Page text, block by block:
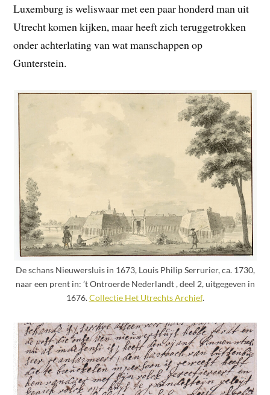
Luxemburg is weliswaar met een paar honderd man uit
Utrecht komen kijken, maar heeft zich teruggetrokken
onder achterlating van wat manschappen op
Gunterstein.
De schans Nieuwersluis in 1673, Louis Philip Serrurier, ca. 1730,
naar een prent in: ’t Ontroerde Nederlandt , deel 2, uitgegeven in
1676.Collectie Het Utrechts Archief.